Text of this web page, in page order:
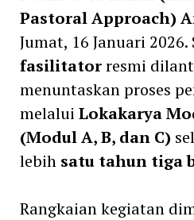
Pastoral Approach)
Jumat, 16 Januari 2026.
fasilitatorresmi
menuntaskan proses
melalui Lokakarya
(Modul A, B, dan C)
lebih satu tahun tiga
Rangkaian kegiatan